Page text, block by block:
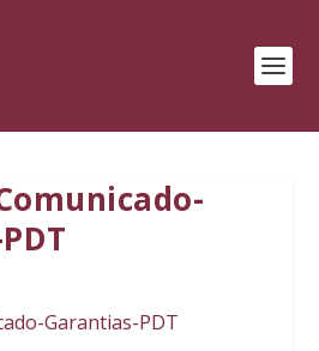
Garantias-PDT